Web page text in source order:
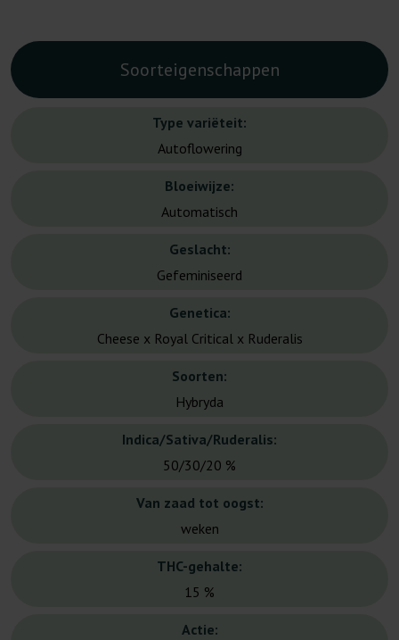
Soorteigenschappen
Type variëteit:
Autoflowering
Bloeiwijze:
Automatisch
Geslacht:
Gefeminiseerd
Genetica:
Cheese x Royal Critical x Ruderalis
Soorten:
Hybryda
Indica/Sativa/Ruderalis:
50/30/20 %
Van zaad tot oogst:
weken
THC-gehalte:
15 %
Actie: